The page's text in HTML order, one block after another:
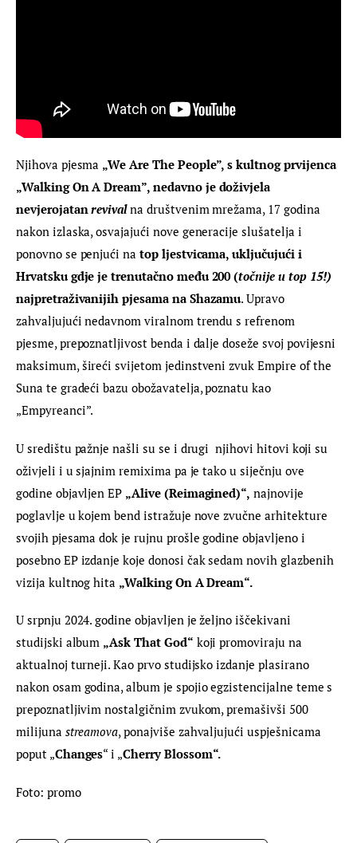
Njihova pjesma „We Are The People”, s kultnog prvijenca
„Walking On A Dream”, nedavno je doživjela
nevjerojatan revival na društvenim mrežama, 17 godina
nakon izlaska, osvajajući nove generacije slušatelja i
ponovno se penjući na top ljestvicama, uključujući i
Hrvatsku gdje je trenutačno među 200 (točnije u top 15!)
najpretraživanijih pjesama na Shazamu. Upravo
zahvaljujući nedavnom viralnom trendu s refrenom
pjesme, prepoznatljivost benda i dalje doseže svoj povijesni
maksimum, šireći svijetom jedinstveni zvuk Empire of the
Suna te gradeći bazu obožavatelja, poznatu kao
„Empyreanci”.
U središtu pažnje našli su se i drugi  njihovi hitovi koji su
oživjeli i u sjajnim remixima pa je tako u siječnju ove
godine objavljen EP „Alive (Reimagined)“, najnovije
poglavlje u kojem bend istražuje nove zvučne arhitekture
svojih pjesama dok je rujnu prošle godine objavljeno i
posebno EP izdanje koje donosi čak sedam novih glazbenih
vizija kultnog hita „Walking On A Dream“.
U srpnju 2024. godine objavljen je željno iščekivani
studijski album „Ask That God“ koji promoviraju na
aktualnoj turneji. Kao prvo studijsko izdanje plasirano
nakon osam godina, album je spojio egzistencijalne teme s
prepoznatljivim nostalgičnim zvukom, premašivši 500
milijuna streamova, ponajviše zahvaljujući uspješnicama
poput „Changes“ i „Cherry Blossom“.
Foto: promo